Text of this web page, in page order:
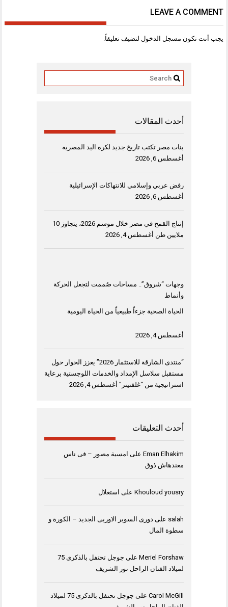
LEAVE A COMMENT
يجب أنت تكون مسجل الدخول لتضيف تعليقاً.
أحدث المقالات
بنات مصر تكتب تاريخ جديد لكرة اليد المصرية
أغسطس 6, 2026
رفض عربي وإسلامي للانتهاكات الإسرائيلية
أغسطس 6, 2026
إنتاج القمح في مصر خلال موسم 2026، يتجاوز 10
ملايين طن أغسطس 4, 2026
وجهات “شروق”.. مساحات صُممت لتجعل الحركة
وأنماط
الحياة الصحية جزءاً طبيعياً من الحياة اليومية
أغسطس 4, 2026
“منتدى الشارقة للاستثمار 2026” يعزز الحوار حول
مستقبل سلاسل الإمداد والخدمات اللوجستية برعاية
استراتيجية من “غلفتينر” أغسطس 4, 2026
أحدث التعليقات
Eman Elhakim على امسية مصور – فى ناس
معندهاش ذوق
Khouloud yousry على استغلال
salah على دورى السوبر الاوربى الجديد – الكورة و
سطوة المال
Meriel Forshaw على
جوجل تحتفل بالذكرى 75
لميلاد الفنان الراحل نور الشريف
Carol McGill على
جوجل تحتفل بالذكرى 75 لميلاد